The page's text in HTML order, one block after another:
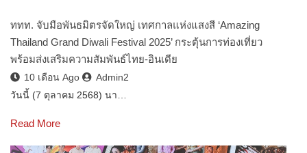
ททท. จับมือพันธมิตรจัดใหญ่ เทศกาลแห่งแสงสี ‘Amazing
Thailand Grand Diwali Festival 2025’ กระตุ้นการท่องเที่ยว
พร้อมส่งเสริมความสัมพันธ์ไทย-อินเดีย
10 เดือน Ago
Admin2
วันนี้ (7 ตุลาคม 2568) นา…
Read More